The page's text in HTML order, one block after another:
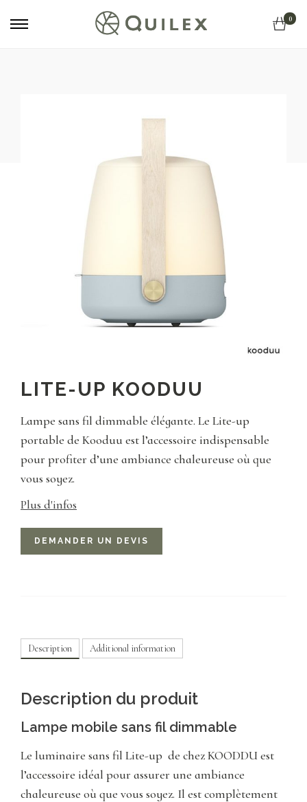
Menu
0
LITE-UP KOODUU
Lampe sans fil dimmable élégante. Le Lite-up
portable de Kooduu est l’accessoire indispensable
pour profiter d’une ambiance chaleureuse où que
vous soyez.
Plus d'infos
DEMANDER UN DEVIS
Description Additional information
Description du produit
Lampe mobile sans fil dimmable
Le luminaire sans fil Lite-up de chez KOODDU est
l’accessoire idéal pour assurer une ambiance
chaleureuse où que vous soyez. Il est complètement